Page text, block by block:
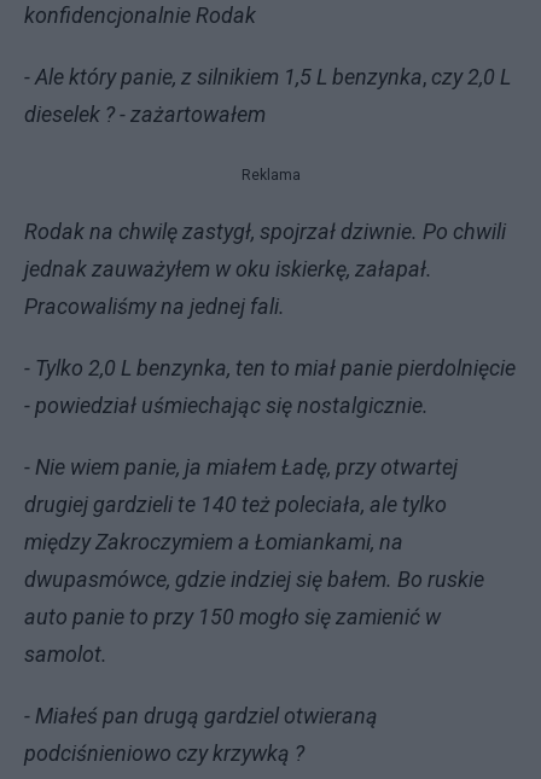
konfidencjonalnie Rodak
- Ale który panie, z silnikiem 1,5 L benzynka, czy 2,0 L
dieselek ? - zażartowałem
Reklama
Rodak na chwilę zastygł, spojrzał dziwnie. Po chwili
jednak zauważyłem w oku iskierkę, załapał.
Pracowaliśmy na jednej fali.
- Tylko 2,0 L benzynka, ten to miał panie pierdolnięcie
- powiedział uśmiechając się nostalgicznie.
- Nie wiem panie, ja miałem Ładę, przy otwartej
drugiej gardzieli te 140 też poleciała, ale tylko
między Zakroczymiem a Łomiankami, na
dwupasmówce, gdzie indziej się bałem. Bo ruskie
auto panie to przy 150 mogło się zamienić w
samolot.
- Miałeś pan drugą gardziel otwieraną
podciśnieniowo czy krzywką ?